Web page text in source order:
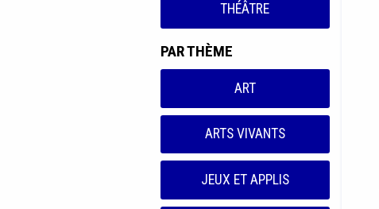
THÉÂTRE
PAR THÈME
ART
ARTS VIVANTS
JEUX ET APPLIS